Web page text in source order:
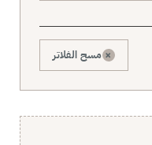
× مسح الفلاتر